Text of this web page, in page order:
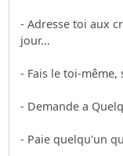
- Adresse toi aux
jour...
- Fais le toi-
- Demande a
- Paie quelqu'un